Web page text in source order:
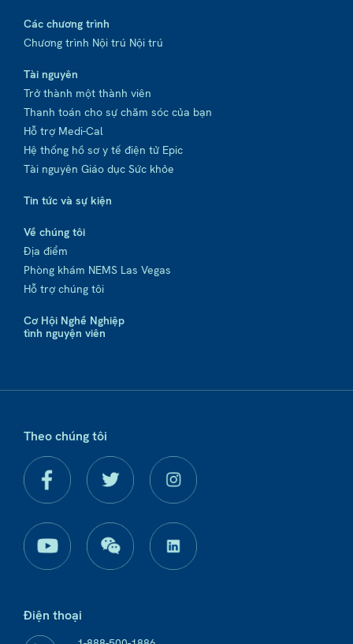
Các chương trình
Chương trình Nội trú Nội trú
Tài nguyên
Trở thành một thành viên
Thanh toán cho sự chăm sóc của bạn
Hỗ trợ Medi-Cal
Hệ thống hồ sơ y tế điện tử Epic
Tài nguyên Giáo dục Sức khỏe
Tin tức và sự kiện
Về chúng tôi
Địa điểm
Phòng khám NEMS Las Vegas
Hỗ trợ chúng tôi
Cơ Hội Nghề Nghiệp
tình nguyện viên
Theo chúng tôi
Điện thoại